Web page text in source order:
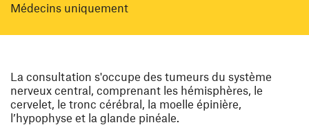
Médecins uniquement
La consultation s'occupe des tumeurs du système
nerveux central, comprenant les hémisphères, le
cervelet, le tronc cérébral, la moelle épinière,
l’hypophyse et la glande pinéale.